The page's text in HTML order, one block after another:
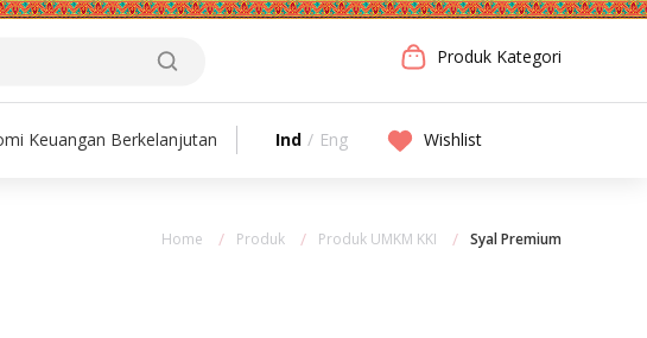
Produk Kategori
Keuangan Berkelanjutan Ind / Eng Wishlist
Home Produk Produk UMKM KKI Syal Premium